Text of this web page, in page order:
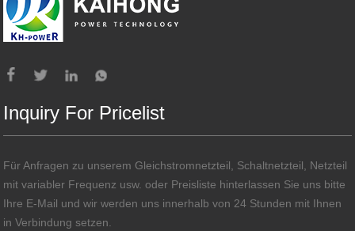
Inquiry For Pricelist
Für Anfragen zu unserem Gleichstromnetzteil, Schaltnetzteil, Netzteil
mit variabler Frequenz usw. oder Preisliste hinterlassen Sie uns bitte
Ihre E-Mail und wir werden uns innerhalb von 24 Stunden mit Ihnen
in Verbindung setzen.